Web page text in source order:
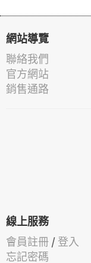
網站導覽
聯絡我們
官方網站
銷售通路
線上服務
會員註冊 / 登入
忘記密碼